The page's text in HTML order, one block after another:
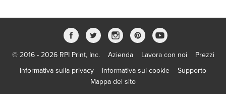
© 2016 - 2026 RPI Print, Inc. Azienda Lavora con noi
Prezzi
Informativa sulla privacy
Informativa sui cookie
Supporto
Mappa del sito